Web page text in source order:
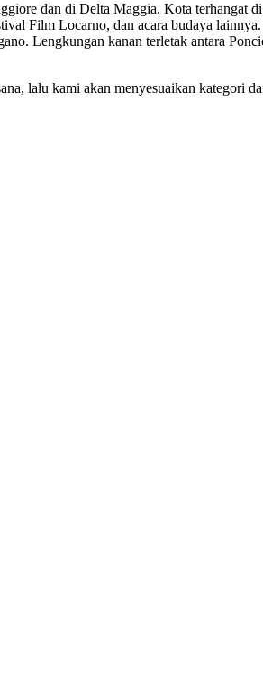
dan di Delta Maggia. Kota terhangat
Film Locarno, dan acara budaya
Lengkungan kanan terletak antara
lalu kami akan menyesuaikan kategori